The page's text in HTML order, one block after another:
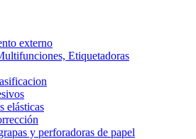
externo
Etiquetadoras
elásticas
y perforadoras de papel